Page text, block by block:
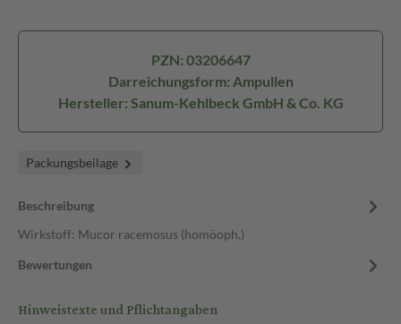
PZN: 03206647
Darreichungsform: Ampullen
Hersteller: Sanum-Kehlbeck GmbH & Co. KG
Packungsbeilage
Beschreibung
Wirkstoff: Mucor racemosus (homöoph.)
Bewertungen
Hinweistexte und Pflichtangaben